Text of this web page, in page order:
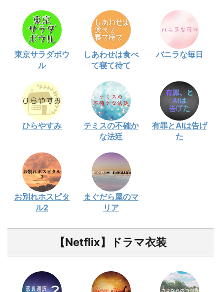
東京サラダボウ
ル
しあわせは食べ
て寝て待て
バニラな毎日
ひらやすみ
テミスの不確か
な法廷
有罪とAIは告げ
た
お別れホスピタ
ル2
まぐだら屋のマ
リア
【Netflix】ドラマ衣装